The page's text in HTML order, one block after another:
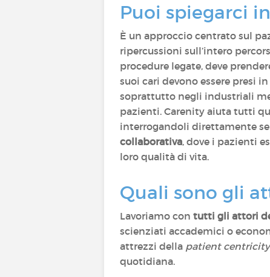
Puoi spiegarci
È un approccio centrato sul
ripercussioni sull’intero
procedure legate, deve
suoi cari devono essere presi
soprattutto negli industriali
pazienti. Carenity aiuta tutti
interrogandoli direttamente
collaborativa, dove i pazienti
loro qualità di vita.
Quali sono gli
Lavoriamo con tutti gli attori
scienziati accademici o
attrezzi della patient centricity
quotidiana.